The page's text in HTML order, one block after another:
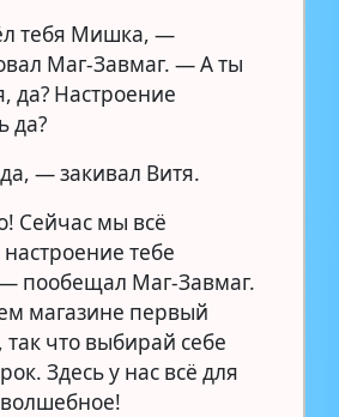
тебя Мишка, —
Маг-Завмаг. — А ты
да? Настроение
да?
— закивал Витя.
Сейчас мы всё
тебе
пообещал Маг-Завмаг.
магазине первый
так что выбирай себе
Здесь у нас всё для